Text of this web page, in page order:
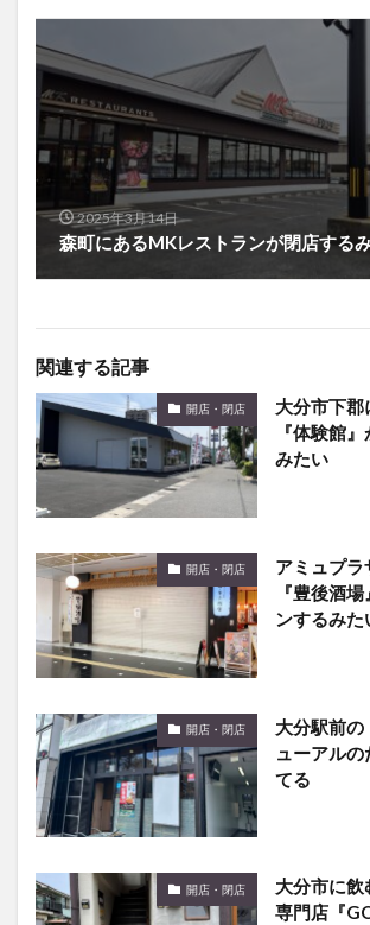
2025年3月14日
森町にあるMKレストランが閉店する
関連する記事
開店・閉店
大分市下郡
『体験館
みたい
開店・閉店
アミュプラ
『豊後酒
ンするみた
開店・閉店
大分駅前の
ューアル
てる
開店・閉店
大分市に飲
専門店『